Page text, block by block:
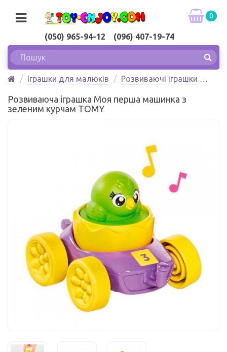
(050) 965-94-12 (096) 407-19-74
0
Іграшки для малюків
Розвиваючі іграшки
курчам TOMY
Розвиваюча іграшка Моя перша машинка з
зеленим курчам TOMY